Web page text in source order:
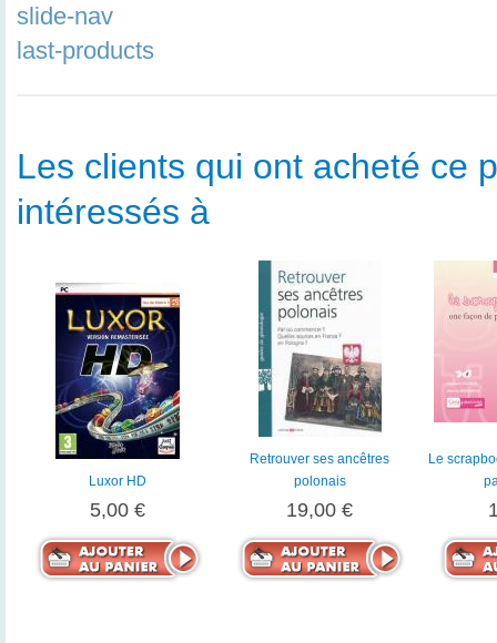
slide-nav
last-products
Les clients qui ont acheté ce
intéressés à
Luxor HD
5,00 €
Retrouver ses ancêtres
polonais
19,00 €
Le